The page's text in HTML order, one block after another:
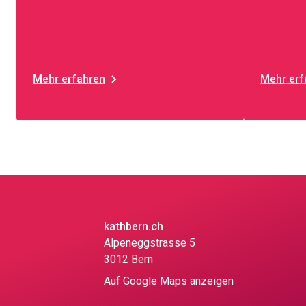
Mehr erfahren Mehr
kathbern.ch
Alpeneggstrasse 5
3012 Bern
Auf Google Maps anzeigen